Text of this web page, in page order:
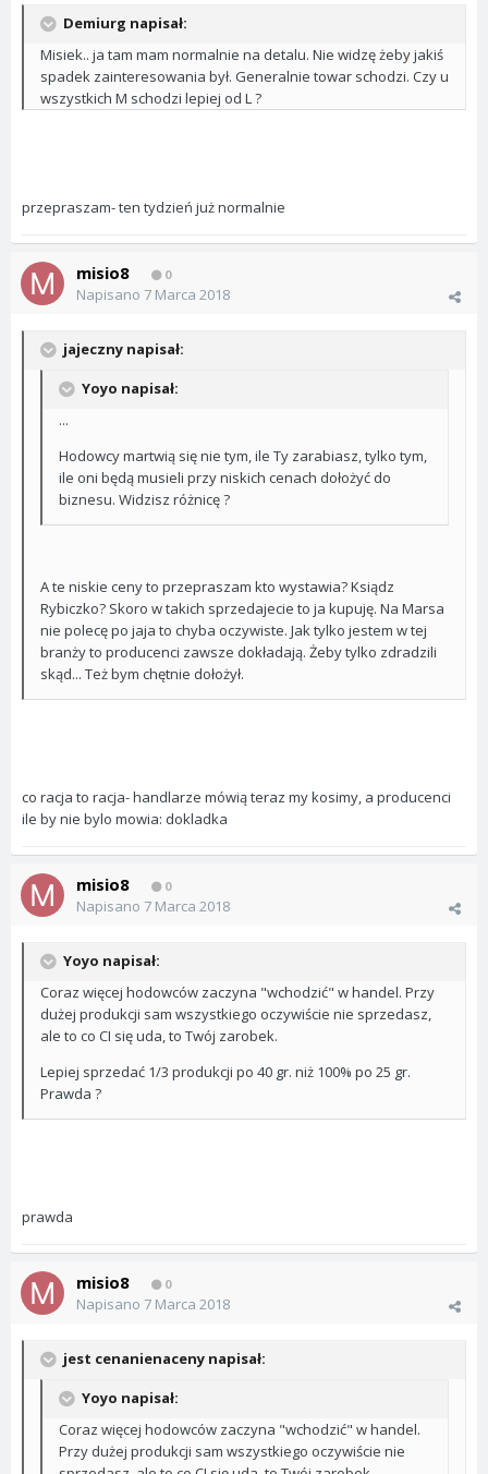
Demiurg napisał:
Misiek.. ja tam mam normalnie na detalu. Nie widzę żeby jakiś
spadek zainteresowania był. Generalnie towar schodzi. Czy u
wszystkich M schodzi lepiej od L ?
przepraszam- ten tydzień już normalnie
misio8 0
Napisano 7 Marca 2018
jajeczny napisał:
Yoyo napisał:
...
Hodowcy martwią się nie tym, ile Ty zarabiasz, tylko tym,
ile oni będą musieli przy niskich cenach dołożyć do
biznesu. Widzisz różnicę ?
A te niskie ceny to przepraszam kto wystawia? Ksiądz
Rybiczko? Skoro w takich sprzedajecie to ja kupuję. Na Marsa
nie polecę po jaja to chyba oczywiste. Jak tylko jestem w tej
branży to producenci zawsze dokładają. Żeby tylko zdradzili
skąd... Też bym chętnie dołożył.
co racja to racja- handlarze mówią teraz my kosimy, a producenci
ile by nie bylo mowia: dokladka
misio8 0
Napisano 7 Marca 2018
Yoyo napisał:
Coraz więcej hodowców zaczyna "wchodzić" w handel. Przy
dużej produkcji sam wszystkiego oczywiście nie sprzedasz,
ale to co CI się uda, to Twój zarobek.
Lepiej sprzedać 1/3 produkcji po 40 gr. niż 100% po 25 gr.
Prawda ?
prawda
misio8 0
Napisano 7 Marca 2018
jest cenanienaceny napisał:
Yoyo napisał:
Coraz więcej hodowców zaczyna "wchodzić" w handel.
Przy dużej produkcji sam wszystkiego oczywiście nie